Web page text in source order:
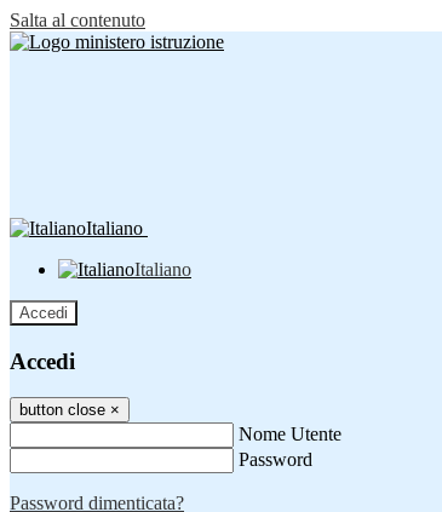
Salta al contenuto
Italiano
Italiano
Accedi
Accedi
button close ×
Nome Utente
Password
Password dimenticata?